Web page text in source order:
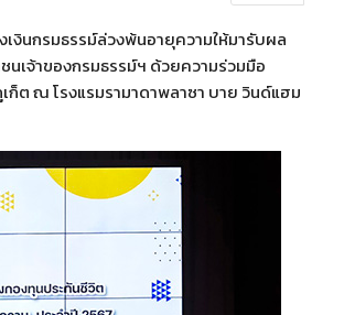
งินกรมธรรม์ล่วงพ้นอายุความให้มารับผล
เจ้าของกรมธรรม์ฯ ด้วยความร่วมมือ
ต ณ โรงแรมรามาดาพลาซา บาย วินด์แฮม